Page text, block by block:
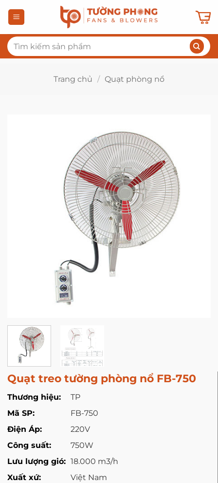
qua
dung
Tìm
kiếm:
Trang chủ / Quạt phòng nổ
Quạt treo tường phòng nổ FB-750
Thương hiệu:
TP
Mã SP:
FB-750
Điện Áp:
220V
Công suất:
750W
Lưu lượng gió: 18.000 m3/h
Xuất xứ:
Việt Nam